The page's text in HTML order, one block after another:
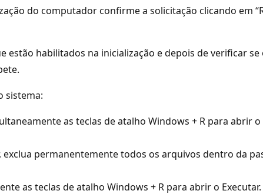
do computador confirme a solicitação clicando em
estão habilitados na inicialização e depois de verificar
sistema:
as teclas de atalho Windows + R para abrir o
exclua permanentemente todos os arquivos dentro da
as teclas de atalho Windows + R para abrir o Executar.